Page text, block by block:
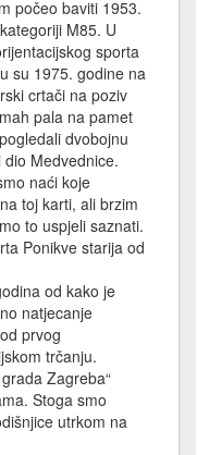
počeo baviti 1953.
M85. U
sporta
su 1975. godine na
crtači na poziv
pala na pamet
dvobojnu
Medvednice.
naći koje
toj karti, ali brzim
to uspjeli saznati.
Ponikve starija od
od kako je
natjecanje
prvog
trčanju.
Zagreba“
Stoga smo
utrkom na